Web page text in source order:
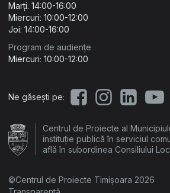
Marți: 14:00-16:00
Miercuri: 10:00-12:00
Joi: 14:00-16:00
Program de audiențe
Miercuri: 10:00-12:00
Ne găsești pe:
Centrul de Proiecte al
instituție publică în serviciul
află în subordinea Consiliului
©Centrul de Proiecte Timișoara 2026